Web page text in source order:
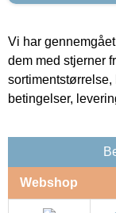
Vi har
dem med stjerner
betingelser,
Webshop